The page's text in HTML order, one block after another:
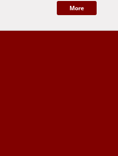
More